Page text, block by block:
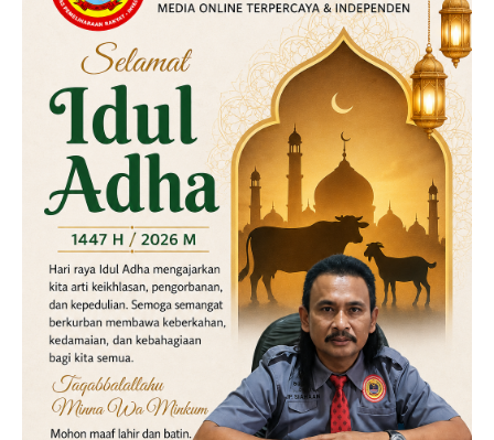
Labusel